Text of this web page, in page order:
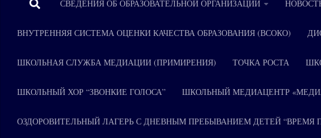
СВЕДЕНИЯ ОБ ОБРАЗОВАТЕЛЬНОЙ ОРГАНИЗАЦИИ
ВНУТРЕННЯЯ СИСТЕМА ОЦЕНКИ КАЧЕСТВА ОБРАЗОВАНИЯ (ВСОКО)
ШКОЛЬНАЯ СЛУЖБА МЕДИАЦИИ (ПРИМИРЕНИЯ) ТОЧКА РОСТА
ШКОЛЬНЫЙ ХОР “ЗВОНКИЕ ГОЛОСА” ШКОЛЬНЫЙ МЕДИАЦЕНТР
ОЗДОРОВИТЕЛЬНЫЙ ЛАГЕРЬ С ДНЕВНЫМ ПРЕБЫВАНИЕМ ДЕТЕЙ “ВРЕМЯ